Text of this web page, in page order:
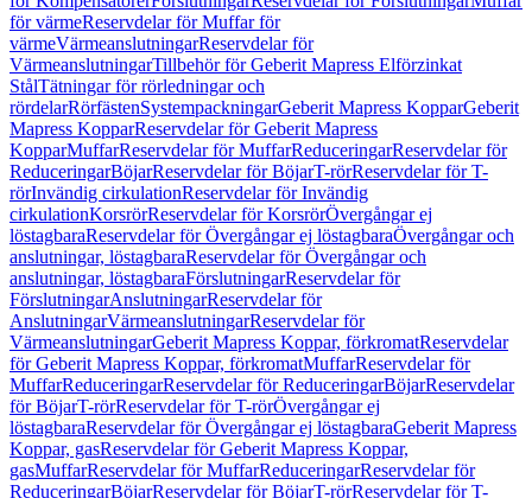
för värmeReservdelar för Muffar för
värmeVärmeanslutningarReservdelar för
VärmeanslutningarTillbehör för Geberit Mapress Elförzinkat
StålTätningar för rörledningar och
rördelarRörfästenSystempackningarGeberit Mapress KopparGeberit
Mapress KopparReservdelar för Geberit Mapress
KopparMuffarReservdelar för MuffarReduceringarReservdelar för
ReduceringarBöjarReservdelar för BöjarT-rörReservdelar för T-
rörInvändig cirkulationReservdelar för Invändig
cirkulationKorsrörReservdelar för KorsrörÖvergångar ej
löstagbaraReservdelar för Övergångar ej löstagbaraÖvergångar och
anslutningar, löstagbaraReservdelar för Övergångar och
anslutningar, löstagbaraFörslutningarReservdelar för
FörslutningarAnslutningarReservdelar för
AnslutningarVärmeanslutningarReservdelar för
VärmeanslutningarGeberit Mapress Koppar, förkromatReservdelar
för Geberit Mapress Koppar, förkromatMuffarReservdelar för
MuffarReduceringarReservdelar för ReduceringarBöjarReservdelar
för BöjarT-rörReservdelar för T-rörÖvergångar ej
löstagbaraReservdelar för Övergångar ej löstagbaraGeberit Mapress
Koppar, gasReservdelar för Geberit Mapress Koppar,
gasMuffarReservdelar för MuffarReduceringarReservdelar för
ReduceringarBöjarReservdelar för BöjarT-rörReservdelar för T-